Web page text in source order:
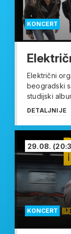
KONCERT
Električni
beogradski
studijski
DETALJNIJE
KONCERT
29.08.